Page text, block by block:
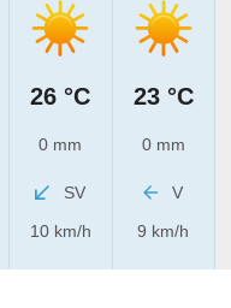
26 °C
0 mm
SV
10 km/h
23 °C
0 mm
V
9 km/h